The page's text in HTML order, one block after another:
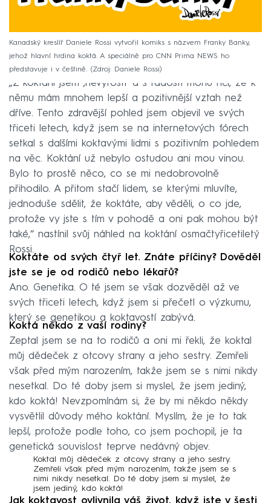
Kanadský kreslíř Daniele Rossi vytvořil komiks s názvem Franky Banky,
jehož hlavní hrdina koktá. A speciálně pro CNN Prima NEWS ho
představuje i v češtině.
Zdroj: Daniele Rossi
„Z koktání jsem ‚nevyrostl‘ a s radostí mohu říci, že k
němu mám mnohem lepší a pozitivnější vztah než
dříve. Tento zdravější pohled jsem objevil ve svých
třiceti letech, když jsem se na internetových fórech
setkal s dalšími koktavými lidmi s pozitivním pohledem
na věc. Koktání už nebylo ostudou ani mou vinou.
Bylo to prostě něco, co se mi nedobrovolně
přihodilo. A přitom stačí lidem, se kterými mluvíte,
jednoduše sdělit, že koktáte, aby věděli, o co jde,
protože vy jste s tím v pohodě a oni pak mohou být
také,“ nastínil svůj náhled na koktání osmačtyřicetiletý
Rossi.
Koktáte od svých čtyř let. Znáte příčiny? Dověděl
jste se je od rodičů nebo lékařů?
Ano. Genetika. O té jsem se však dozvěděl až ve
svých třiceti letech, když jsem si přečetl o výzkumu,
který se genetikou a koktavostí zabývá.
Koktá někdo z vaší rodiny?
Zeptal jsem se na to rodičů a oni mi řekli, že koktal
můj dědeček z otcovy strany a jeho sestry. Zemřeli
však před mým narozením, takže jsem se s nimi nikdy
nesetkal. Do té doby jsem si myslel, že jsem jediný,
kdo koktá! Nevzpomínám si, že by mi někdo někdy
vysvětlil důvody mého koktání. Myslím, že je to tak
lepší, protože podle toho, co jsem pochopil, je ta
genetická souvislost teprve nedávný objev.
Koktal můj dědeček z otcovy strany a jeho sestry.
Zemřeli však před mým narozením, takže jsem se s
nimi nikdy nesetkal. Do té doby jsem si myslel, že
jsem jediný, kdo koktá!